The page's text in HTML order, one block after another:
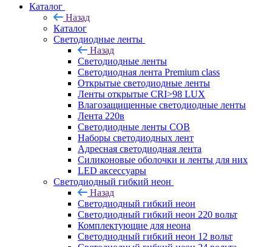
Каталог
Назад
Каталог
Светодиодные ленты
Назад
Светодиодные ленты
Светодиодная лента Premium class
Открытые светодиодные ленты
Ленты открытые CRI>98 LUX
Влагозащищенные светодиодные ленты
Лента 220в
Светодиодные ленты COB
Наборы светодиодных лент
Адресная светодиодная лента
Силиконовые оболочки и ленты для них
LED аксессуары
Светодиодный гибкий неон
Назад
Светодиодный гибкий неон
Светодиодный гибкий неон 220 вольт
Комплектующие для неона
Светодиодный гибкий неон 12 вольт